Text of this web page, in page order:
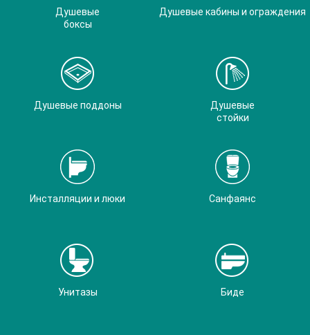
Душевые
боксы
Душевые кабины и ограждения
Душевые поддоны
Душевые
стойки
Инсталляции и люки Санфаянс
Унитазы Биде